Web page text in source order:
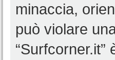
minaccia,
può violare